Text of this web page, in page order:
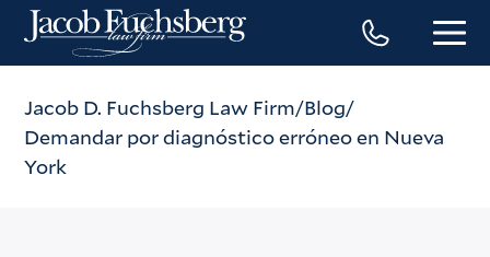
Jacob D. Fuchsberg Law Firm Blog
Demandar por diagnóstico erróneo en Nueva
York